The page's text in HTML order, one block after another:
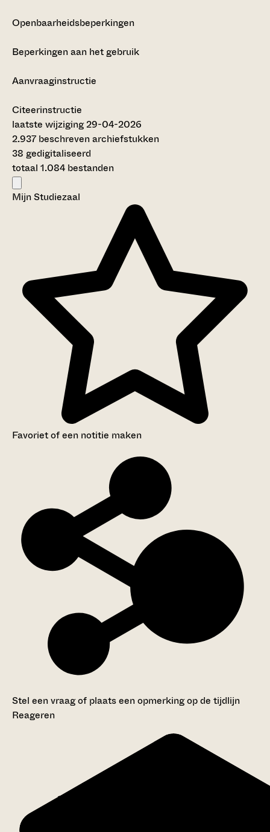
Openbaarheidsbeperkingen
Beperkingen aan het gebruik
Aanvraaginstructie
Citeerinstructie
laatste wijziging 29-04-2026
2.937 beschreven archiefstukken
38 gedigitaliseerd
totaal 1.084 bestanden
Mijn Studiezaal
Favoriet of een notitie maken
Stel een vraag of plaats een opmerking op de tijdlijn
Reageren